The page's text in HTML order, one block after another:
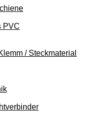
PVC
/ Steckmaterial